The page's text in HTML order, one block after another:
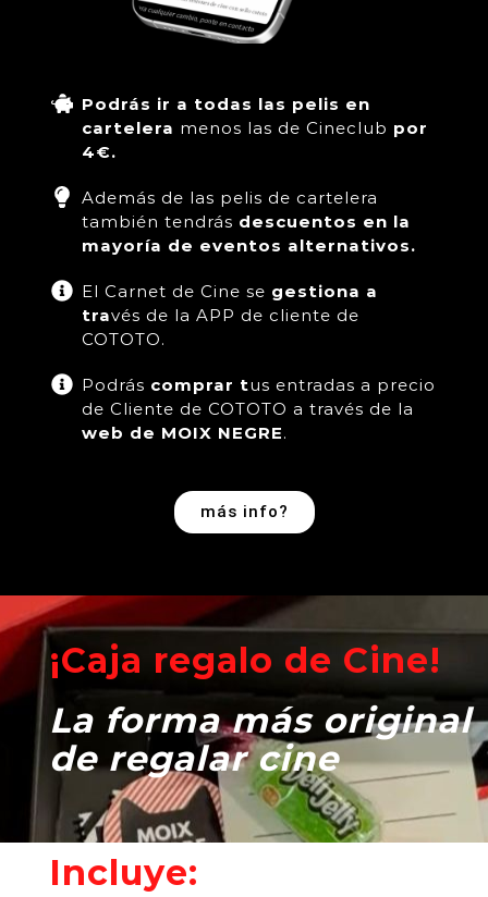
Podrás ir a todas las pelis en
cartelera menos las de Cineclub por
4€.
Además de las pelis de cartelera
también tendrás descuentos en la
mayoría de eventos alternativos.
El Carnet de Cine se gestiona a
través de la APP de cliente de
COTOTO.
Podrás comprar tus entradas a precio
de Cliente de COTOTO a través de la
web de MOIX NEGRE.
más info?
¡Caja regalo de Cine!
La forma más original
de regalar cine
Incluye: